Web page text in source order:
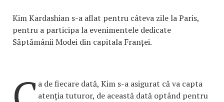
Kim Kardashian s-a aflat pentru câteva zile la Paris,
pentru a participa la evenimentele dedicate
Săptămânii Modei din capitala Franței.
a de fiecare dată, Kim s-a asigurat că va capta
atenția tuturor, de această dată optând pentru